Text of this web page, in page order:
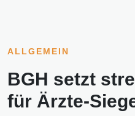
ALLGEMEIN
BGH setzt
für Ärzte-